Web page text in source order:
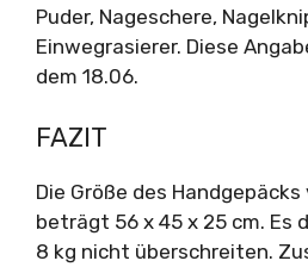
Puder, Nageschere,
Einwegrasierer. Diese
dem 18.06.
FAZIT
Die Größe des
beträgt 56 x 45 x 25 cm. Es
8 kg nicht überschreiten.